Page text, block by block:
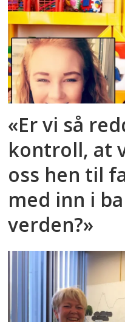
«Er vi så
kontroll, at
oss hen til
med inn i
verden?»